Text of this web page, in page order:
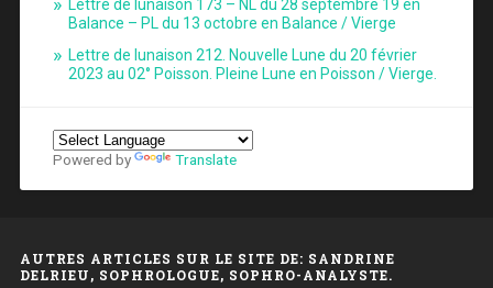
Lettre de lunaison 173 – NL du 28 septembre 19 en
Balance – PL du 13 octobre en Balance / Vierge
Lettre de lunaison 212. Nouvelle Lune du 20 février
2023 au 02° Poisson. Pleine Lune en Poisson / Vierge.
Powered by Translate
AUTRES ARTICLES SUR LE SITE DE: SANDRINE
DELRIEU, SOPHROLOGUE, SOPHRO-ANALYSTE.